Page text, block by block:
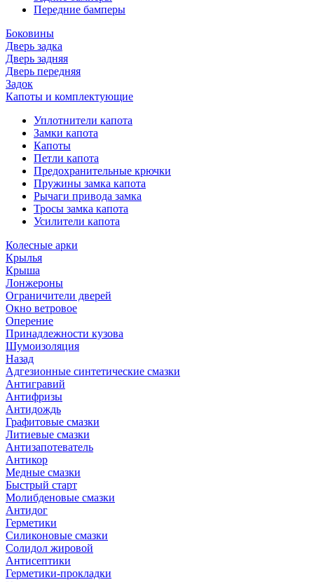
Передние бамперы
Боковины
Дверь задка
Дверь задняя
Дверь передняя
Задок
Капоты и комплектующие
Уплотнители капота
Замки капота
Капоты
Петли капота
Предохранительные крючки
Пружины замка капота
Рычаги привода замка
Тросы замка капота
Усилители капота
Колесные арки
Крылья
Крыша
Лонжероны
Ограничители дверей
Окно ветровое
Оперение
Принадлежности кузова
Шумоизоляция
Назад
Адгезионные синтетические смазки
Антигравий
Антифризы
Антидождь
Графитовые смазки
Литиевые смазки
Антизапотеватель
Антикор
Медные смазки
Быстрый старт
Молибденовые смазки
Антидог
Герметики
Силиконовые смазки
Солидол жировой
Антисептики
Герметики-прокладки